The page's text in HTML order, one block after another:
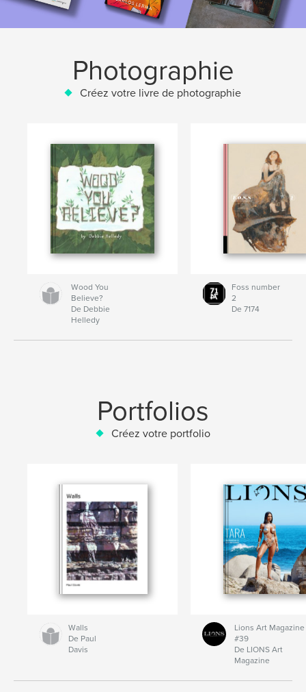
Photographie
Créez votre livre de photographie
Wood You
Believe?
De Debbie
Helledy
Foss number
2
De 7174
Portfolios
Créez votre portfolio
Walls
De Paul
Davis
Lions Art Magazine
#39
De LIONS Art
Magazine